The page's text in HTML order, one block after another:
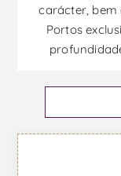
carácter, bem
Portos